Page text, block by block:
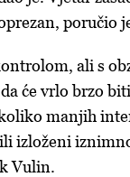
poručio
ali s
će vrlo brzo
manjih
izloženi
Vulin.